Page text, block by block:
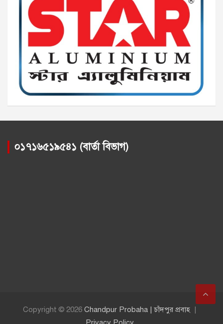
০১৭১৬৫১৯৫৪১ (বার্তা বিভাগ)
Copyright © 2026 Chandpur Probaha | চাঁদপুর প্রবাহ